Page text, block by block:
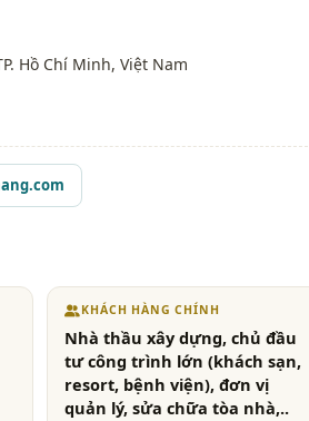
Hồ Chí Minh, Việt Nam
KHÁCH HÀNG CHÍNH
Nhà thầu xây dựng, chủ đầu
tư công trình lớn (khách sạn,
resort, bệnh viện), đơn vị
quản lý, sửa chữa tòa nhà,..